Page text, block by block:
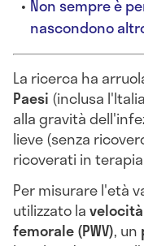
Non sempre è
nascondono
La ricerca ha
Paesi (inclusa
alla gravità
lieve (senza
ricoverati in
Per misurare l'età
utilizzato la
femorale (PWV), un